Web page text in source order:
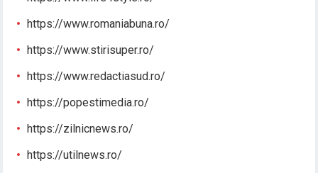
https://www.romaniabuna.ro/
https://www.stirisuper.ro/
https://www.redactiasud.ro/
https://popestimedia.ro/
https://zilnicnews.ro/
https://utilnews.ro/